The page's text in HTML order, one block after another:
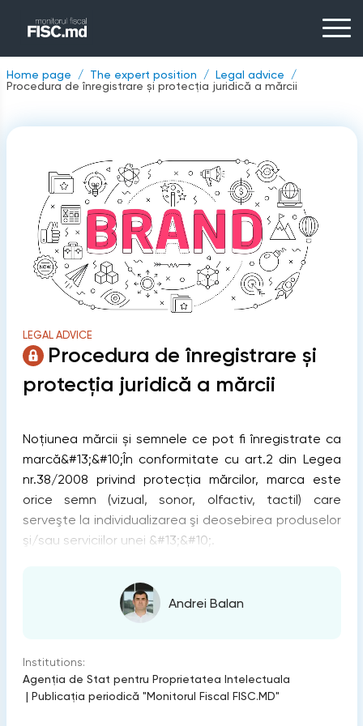
Home page The expert position
Legal advice
Procedura de înregistrare și protecția juridică a mărcii
LEGAL ADVICE
Procedura de înregistrare și
protecția juridică a mărcii
Noțiunea mărcii și semnele ce pot fi înregistrate ca
marcă&#13;&#10;În conformitate cu art.2 din Legea
nr.38/2008 privind protecția mărcilor, marca este
orice semn (vizual, sonor, olfactiv, tactil) care
serveşte la individualizarea şi deosebirea produselor
şi/sau serviciilor unei &#13;&#10;.
Andrei Balan
Institutions:
Agenția de Stat pentru Proprietatea Intelectuala
| Publicaţia periodică "Monitorul Fiscal FISC.MD"